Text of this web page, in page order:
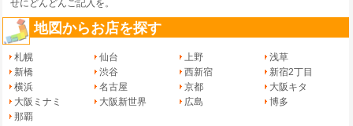
せにどんどんご記入を。
地図からお店を探す
札幌 仙台 上野
浅草
新橋
渋谷 西新宿
新宿2丁目
横浜
名古屋 京都
大阪キタ
大阪ミナミ
大阪新世界 広島
博多
那覇